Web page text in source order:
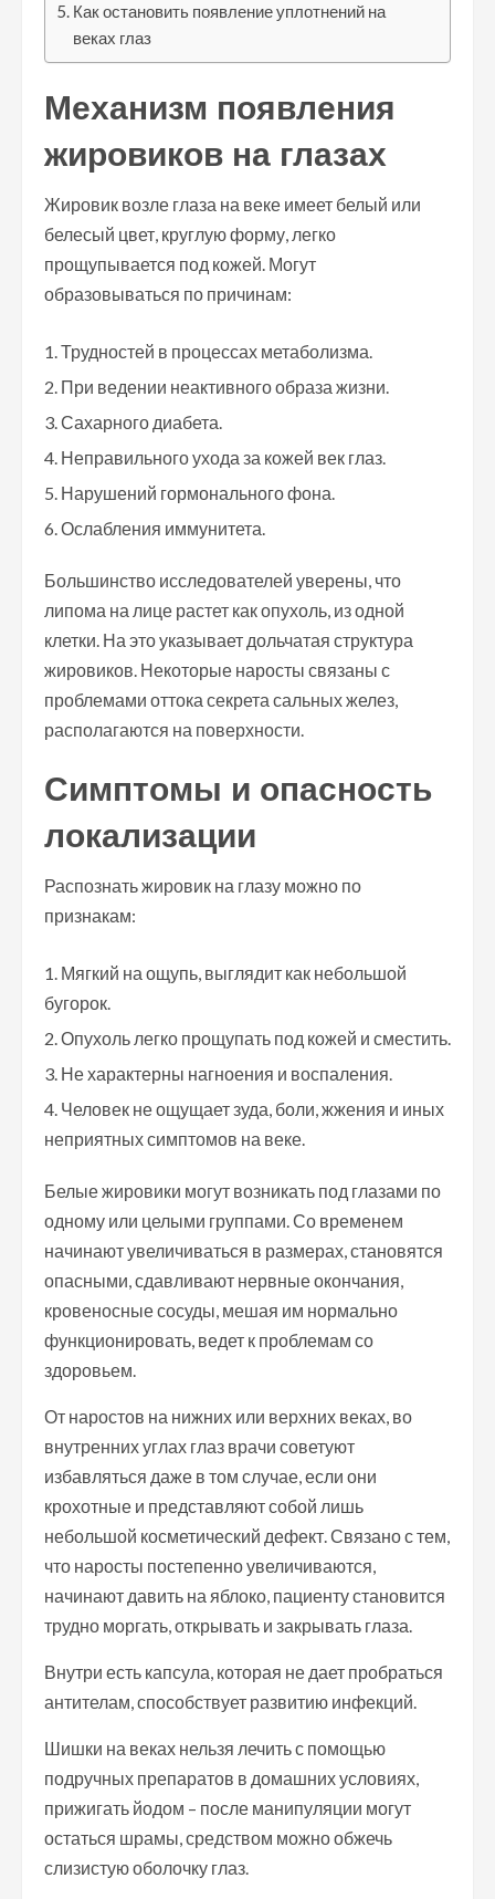
Как остановить появление уплотнений на
веках глаз
Механизм появления
жировиков на глазах
Жировик возле глаза на веке имеет белый или
белесый цвет, круглую форму, легко
прощупывается под кожей. Могут
образовываться по причинам:
Трудностей в процессах метаболизма.
При ведении неактивного образа жизни.
Сахарного диабета.
Неправильного ухода за кожей век глаз.
Нарушений гормонального фона.
Ослабления иммунитета.
Большинство исследователей уверены, что
липома на лице растет как опухоль, из одной
клетки. На это указывает дольчатая структура
жировиков. Некоторые наросты связаны с
проблемами оттока секрета сальных желез,
располагаются на поверхности.
Симптомы и опасность
локализации
Распознать жировик на глазу можно по
признакам:
Мягкий на ощупь, выглядит как небольшой
бугорок.
Опухоль легко прощупать под кожей и сместить.
Не характерны нагноения и воспаления.
Человек не ощущает зуда, боли, жжения и иных
неприятных симптомов на веке.
Белые жировики могут возникать под глазами по
одному или целыми группами. Со временем
начинают увеличиваться в размерах, становятся
опасными, сдавливают нервные окончания,
кровеносные сосуды, мешая им нормально
функционировать, ведет к проблемам со
здоровьем.
От наростов на нижних или верхних веках, во
внутренних углах глаз врачи советуют
избавляться даже в том случае, если они
крохотные и представляют собой лишь
небольшой косметический дефект. Связано с тем,
что наросты постепенно увеличиваются,
начинают давить на яблоко, пациенту становится
трудно моргать, открывать и закрывать глаза.
Внутри есть капсула, которая не дает пробраться
антителам, способствует развитию инфекций.
Шишки на веках нельзя лечить с помощью
подручных препаратов в домашних условиях,
прижигать йодом – после манипуляции могут
остаться шрамы, средством можно обжечь
слизистую оболочку глаз.